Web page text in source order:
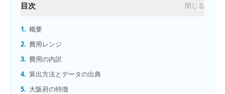
目次 閉じる
1. 概要
2. 費用レンジ
3. 費用の内訳
4. 算出方法とデータの出典
5. 大阪府の特徴